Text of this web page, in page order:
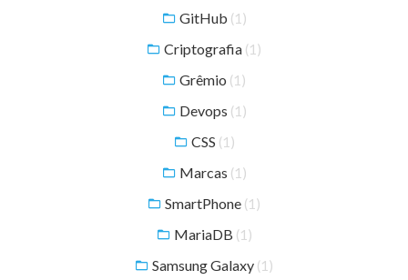
GitHub (1)
Criptografia (1)
Grêmio (1)
Devops (1)
CSS (1)
Marcas (1)
SmartPhone (1)
MariaDB (1)
Samsung Galaxy (1)